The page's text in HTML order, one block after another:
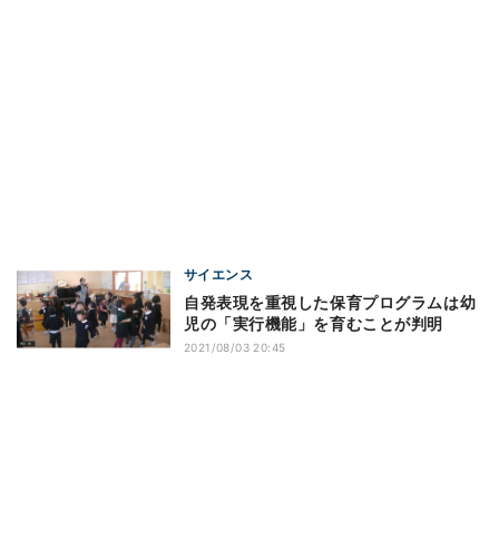
サイエンス
自発表現を重視した保育プログラムは幼
児の「実行機能」を育むことが判明
2021/08/03 20:45